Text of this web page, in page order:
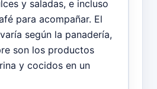
y saladas, e incluso
para acompañar. El
según la panadería,
son los productos
y cocidos en un